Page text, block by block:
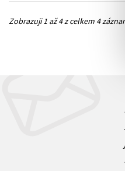
Zobrazuji 1 až 4 z celkem 4